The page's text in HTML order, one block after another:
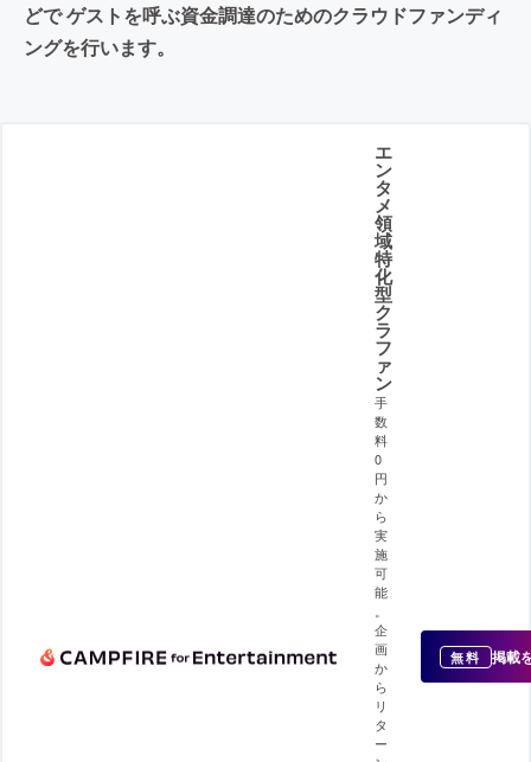
どで ゲストを呼ぶ資金調達のためのクラウドファンディ
ングを行います。
エ
ン
タ
メ
領
域
特
化
型
ク
ラ
フ
ァ
ン
手
数
料
0
円
か
ら
実
施
可
能
。
企
画
か
ら
リ
タ
ー
無料 掲載